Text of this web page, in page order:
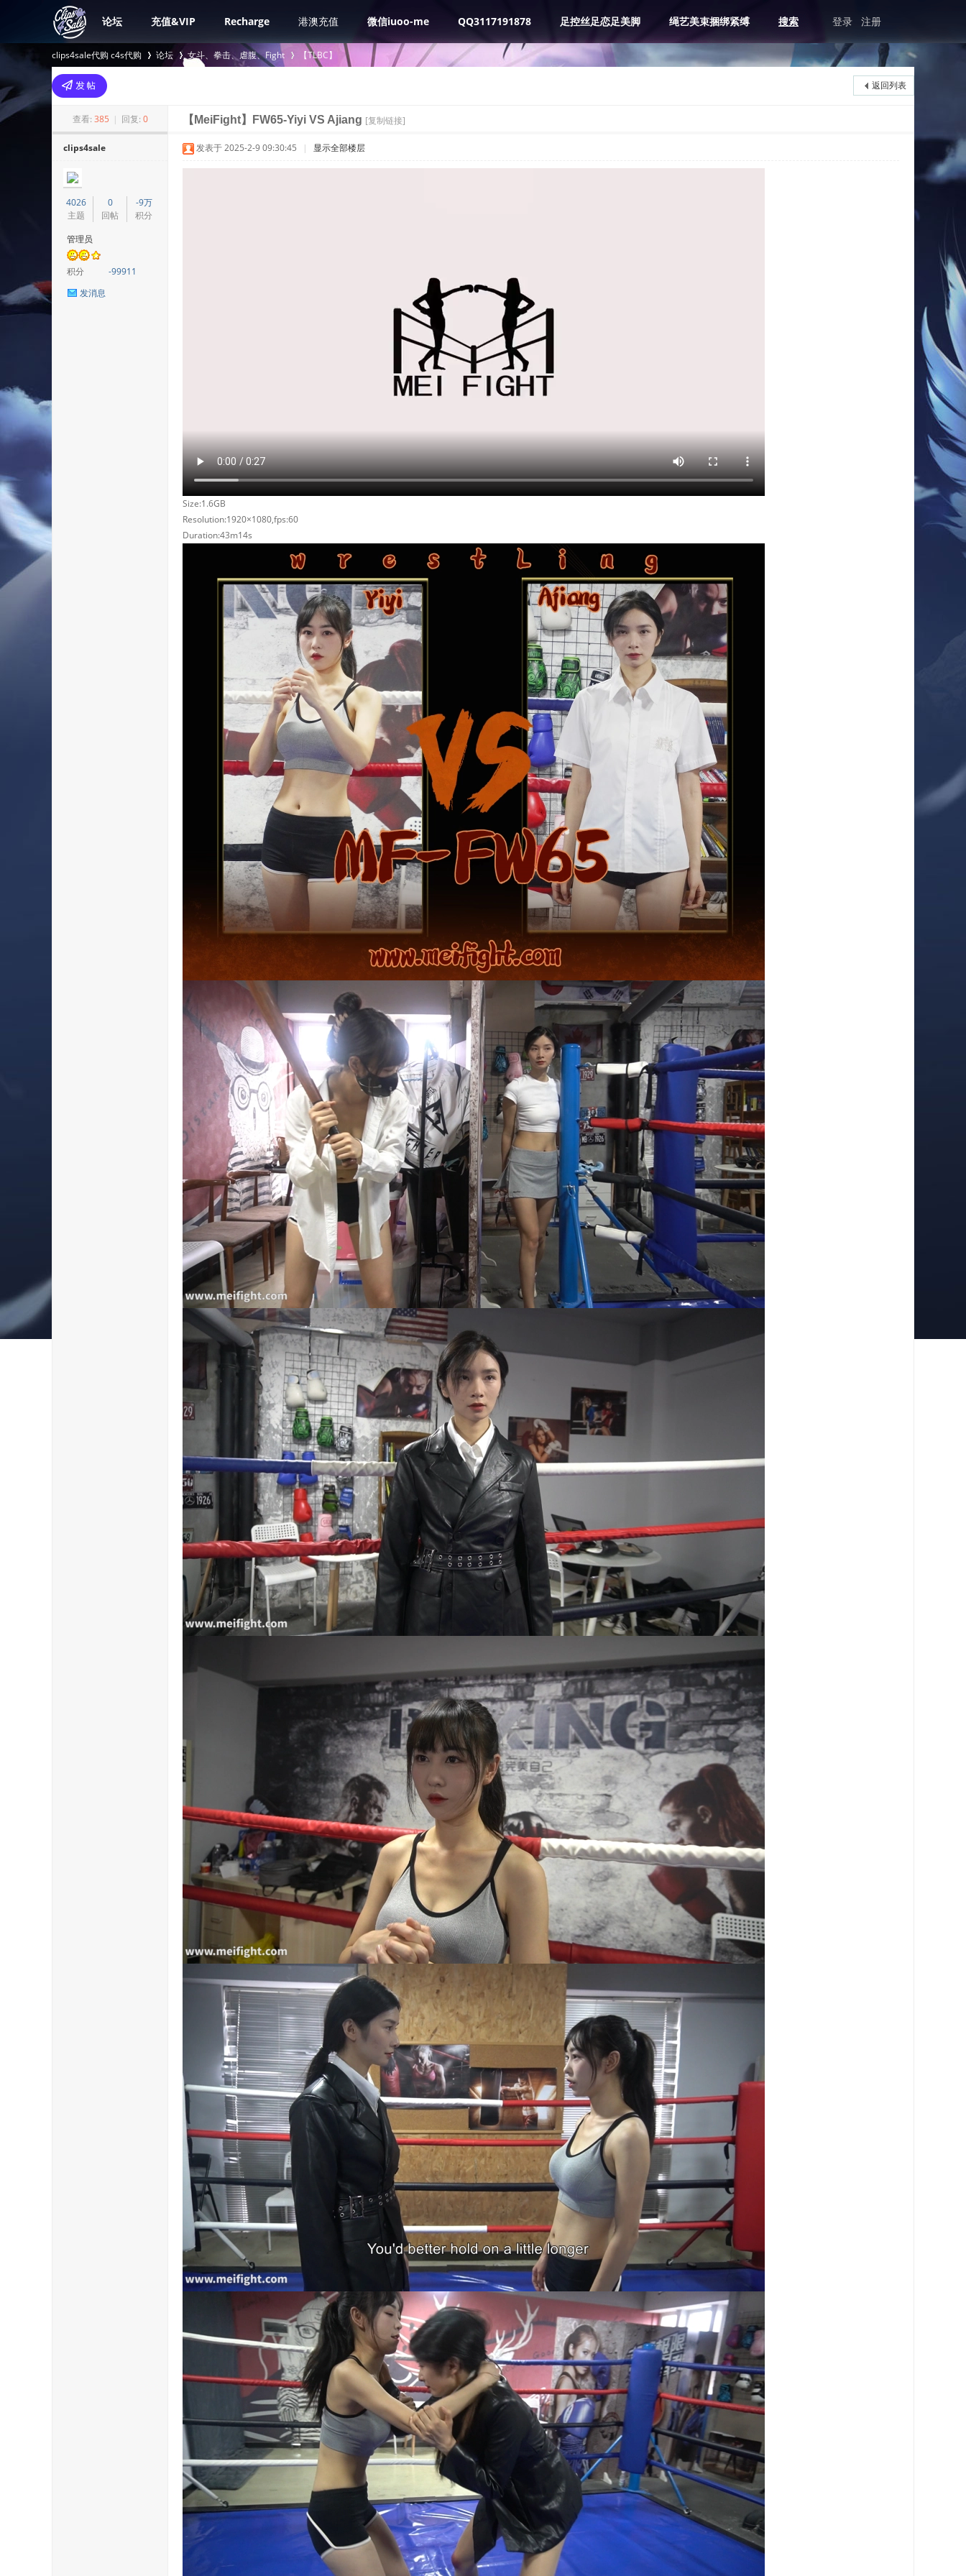
论坛 充值&VIP Recharge 港澳充值 微信iuoo-me QQ3117191878 足控丝足恋足美脚 绳艺美束捆绑紧缚 搜索 登录 注册
clips4sale代购 c4s代购
>
论坛 女斗、拳击、虐腹、Fight
›
【TLBC】
返回列表
查看: 385 | 回复: 0 【MeiFight】FW65-Yiyi VS Ajiang [复制链接]
clips4sale
4026
主题
0
回帖
-9万
积分
管理员
积分
-99911
发消息
发表于 2025-2-9 09:30:45 | 显示全部楼层
Size:1.6GB
Resolution:1920×1080,fps:60
Duration:43m14s